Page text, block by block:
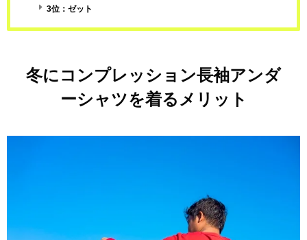
3位：ゼット
冬にコンプレッション長袖アンダ
ーシャツを着るメリット